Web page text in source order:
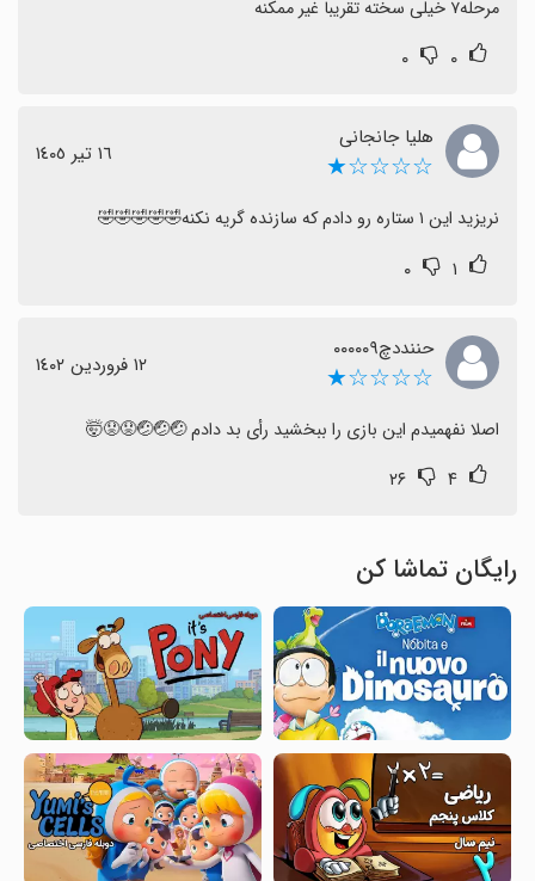
مرحله‌۷ خیلی سخته تقریبا غیر ممکنه
۰ ۰
هلیا جانجانی
☆☆☆☆★ ١٦ تیر ١٤٠٥
نریزید این ۱ ستاره رو دادم که سازنده گریه نکنه🤣🤣🤣🤣🤣
۱ ۰
حننددچ۰۰۰۰۰۹
☆☆☆☆★ ١٢ فروردین ١٤٠٢
اصلا نفهمیدم این بازی را ببخشید رأی بد دادم 🤕🤕🤕😟😟🤯
۴ ۲۶
رایگان تماشا کن